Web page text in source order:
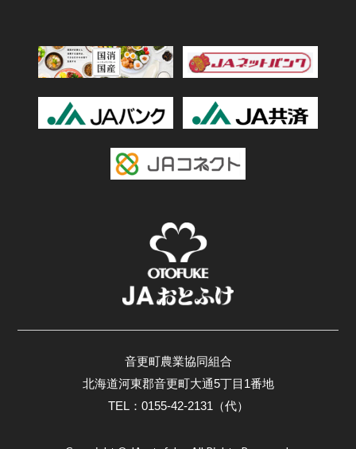
音更町農業協同組合
北海道河東郡音更町大通5丁目1番地
TEL：0155-42-2131（代）